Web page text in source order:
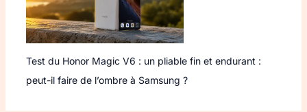
Test du Honor Magic V6 : un pliable fin et endurant :
peut-il faire de l’ombre à Samsung ?